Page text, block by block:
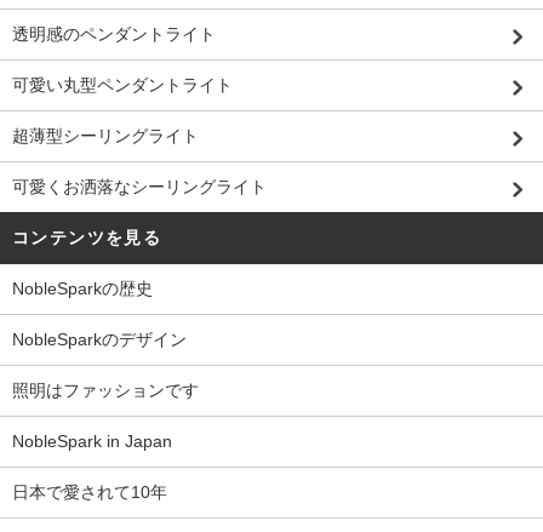
透明感のペンダントライト
可愛い丸型ペンダントライト
超薄型シーリングライト
可愛くお洒落なシーリングライト
コンテンツを見る
NobleSparkの歴史
NobleSparkのデザイン
照明はファッションです
NobleSpark in Japan
日本で愛されて10年